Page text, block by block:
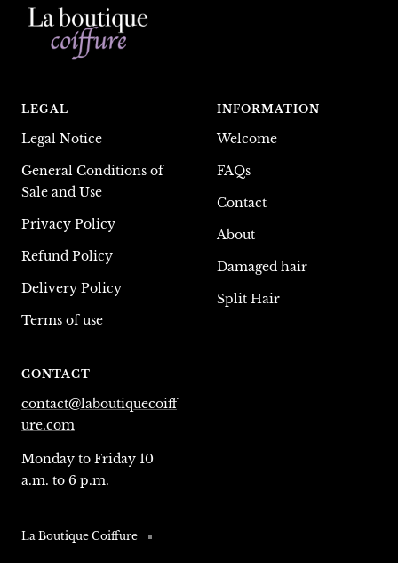
LEGAL
Legal Notice
General Conditions of
Sale and Use
Privacy Policy
Refund Policy
Delivery Policy
Terms of use
INFORMATION
Welcome
FAQs
Contact
About
Damaged hair
Split Hair
CONTACT
contact@laboutiquecoiff
ure.com
Monday to Friday 10
a.m. to 6 p.m.
La Boutique Coiffure